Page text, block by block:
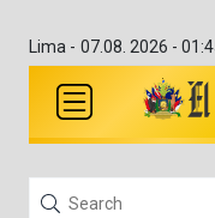
Lima - 07.08. 2026 -